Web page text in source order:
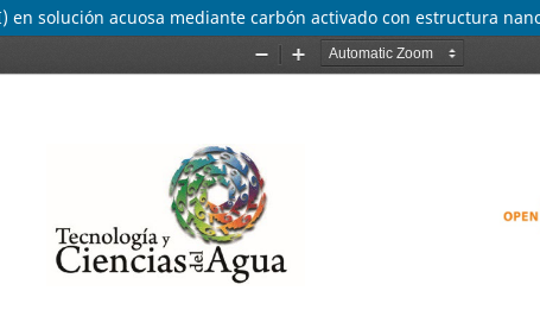
solución acuosa mediante carbón activado con estructura